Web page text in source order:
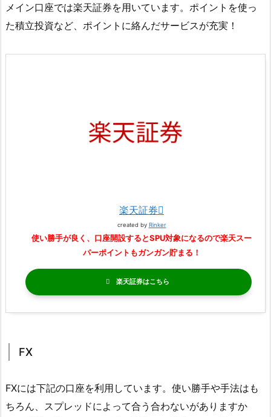
メイン口座では楽天証券を用いています。ポイントを使っ
た積立投資など、ポイントに絡んだサービスが充実！
楽天証券
created by Rinker
使い勝手が良く、口座開設するとSPU対象になるので楽天スー
パーポイントもガンガン貯まる！
楽天証券
FX
FXには下記の口座を利用しています。使い勝手や手法はも
ちろん、スプレッドによって合う合わないがありますか